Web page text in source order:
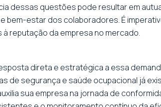
dessas questões pode resultar em
estar dos colaboradores. É
reputação da empresa no mercado.
direta e estratégica a essa
de segurança e saúde ocupacional já
sua empresa na jornada de